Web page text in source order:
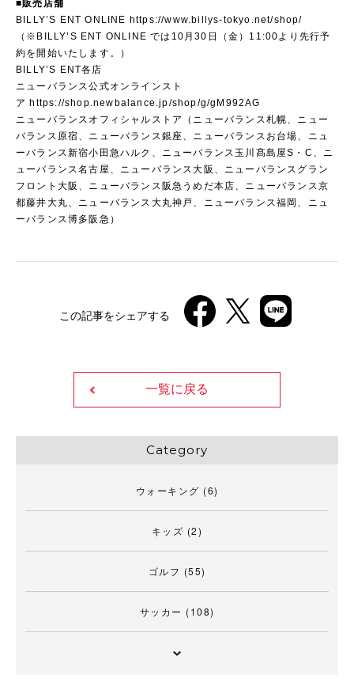
■販売店舗
BILLY’S ENT ONLINE https://www.billys-tokyo.net/shop/
（※BILLY’S ENT ONLINE では10月30日（金）11:00より先行予
約を開始いたします。）
BILLY’S ENT各店
ニューバランス公式オンラインスト
ア https://shop.newbalance.jp/shop/g/gM992AG
ニューバランスオフィシャルストア（ニューバランス札幌、ニュー
バランス原宿、ニューバランス銀座、ニューバランスお台場、ニュ
ーバランス新宿小田急ハルク、ニューバランス玉川髙島屋S・C、ニ
ューバランス名古屋、ニューバランス大阪、ニューバランスグラン
フロント大阪、ニューバランス阪急うめだ本店、ニューバランス京
都藤井大丸、ニューバランス大丸神戸、ニューバランス福岡、ニュ
ーバランス博多阪急）
この記事をシェアする
一覧に戻る
Category
ウォーキング (6)
キッズ (2)
ゴルフ (55)
サッカー (108)